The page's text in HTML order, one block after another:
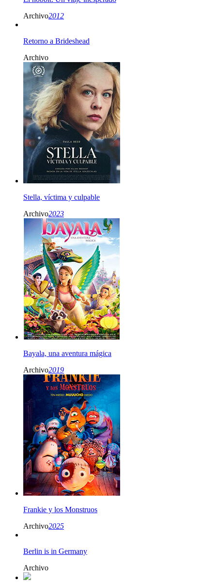
Archivo2012
Retorno a Brideshead
Archivo
Stella, víctima y culpable
Archivo2023
Bayala, una aventura mágica
Archivo2019
Frankie y los Monstruos
Archivo2025
Berlin is in Germany
Archivo